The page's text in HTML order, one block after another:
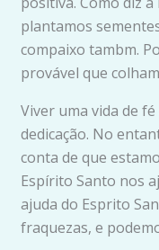
plantamos
compaixo tambm.
provável que
Viver uma vida de
dedicação. No
conta de que
Espírito Santo nos
ajuda do Esprito
fraquezas, e